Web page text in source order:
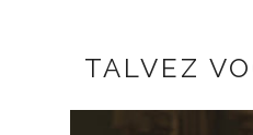
TALVEZ